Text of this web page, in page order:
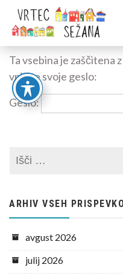
Skip
content
Ta vsebina je zaščitena
vpišite svoje geslo:
Geslo:
ARHIV VSEH
avgust 2026
julij 2026